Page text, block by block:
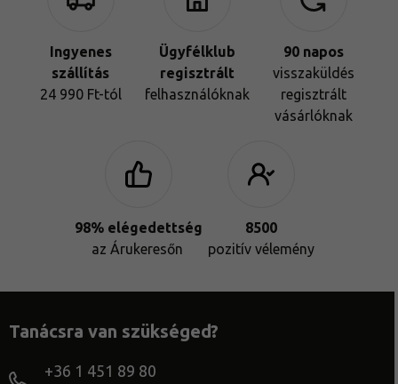
Ingyenes
szállítás
24 990 Ft-tól
Ügyfélklub
regisztrált
felhasználóknak
90 napos
visszaküldés
regisztrált
vásárlóknak
98% elégedettség
az Árukeresőn
8500
pozitív vélemény
Tanácsra van szükséged?
+36 1 451 89 80